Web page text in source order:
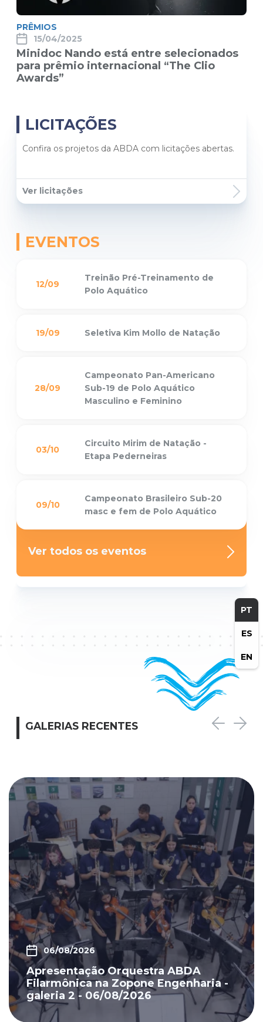
PT
ES
EN
PRÊMIOS
15/04/2025
Minidoc Nando está entre selecionados
para prêmio internacional “The Clio
Awards”
LICITAÇÕES
Confira os projetos da ABDA com licitações abertas.
Ver licitações
EVENTOS
12/09
Treinão Pré-Treinamento de
Polo Aquático
19/09 Seletiva Kim Mollo de Natação
28/09
Campeonato Pan-Americano
Sub-19 de Polo Aquático
Masculino e Feminino
03/10
Circuito Mirim de Natação -
Etapa Pederneiras
09/10
Campeonato Brasileiro Sub-20
masc e fem de Polo Aquático
Ver todos os eventos
GALERIAS RECENTES
06/08/2026
Apresentação Orquestra ABDA
Filarmônica na Zopone Engenharia -
galeria 1 - 06/08/2026